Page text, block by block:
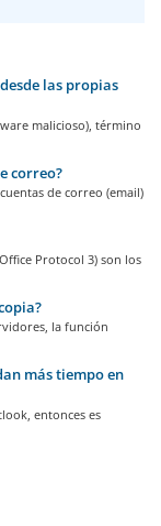
las propias
malicioso), término
correo?
de correo (email)
Protocol 3) son los
la función
más tiempo en
entonces es